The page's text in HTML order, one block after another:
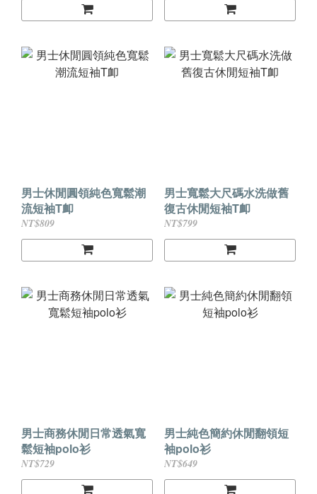
男士休閒圓領純色寬鬆潮
流短袖T卹
NT$809
男士寬鬆大尺碼水洗做舊
復古休閒短袖T卹
NT$799
男士商務休閒日常透氣寬
鬆短袖polo衫
NT$729
男士純色簡約休閒翻領短
袖polo衫
NT$649